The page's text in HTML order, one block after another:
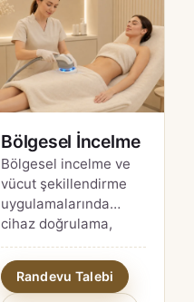
Bölgesel İncelme
Bölgesel incelme ve
vücut şekillendirme
uygulamalarında
cihaz doğrulama,
gerçekçi beklenti,
sınırlamalar ve
güvenlik soruları.
Randevu Talebi